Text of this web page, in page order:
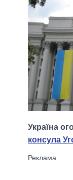
Україна
консула